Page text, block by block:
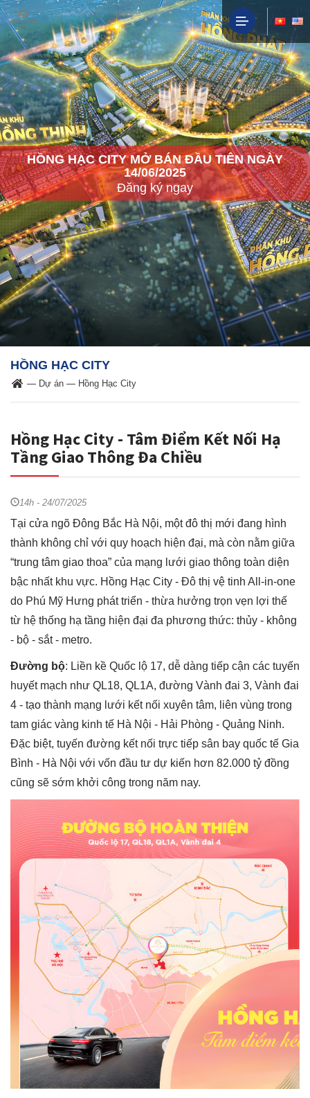
HỒNG HẠC CITY MỞ BÁN ĐẦU TIÊN NGÀY
14/06/2025
Đăng ký ngay
HỒNG HẠC CITY
— Dự án — Hồng Hạc City
Hồng Hạc City - Tâm Điểm Kết Nối Hạ
Tầng Giao Thông Đa Chiều
14h - 24/07/2025
Tại cửa ngõ Đông Bắc Hà Nội, một đô thị mới đang hình
thành không chỉ với quy hoạch hiện đại, mà còn nằm giữa
“trung tâm giao thoa” của mạng lưới giao thông toàn diện
bậc nhất khu vực. Hồng Hạc City - Đô thị vệ tinh All-in-one
do Phú Mỹ Hưng phát triển - thừa hưởng trọn vẹn lợi thế
từ hệ thống hạ tầng hiện đại đa phương thức: thủy - không
- bộ - sắt - metro.
Đường bộ: Liền kề Quốc lộ 17, dễ dàng tiếp cận các tuyến
huyết mạch như QL18, QL1A, đường Vành đai 3, Vành đai
4 - tạo thành mạng lưới kết nối xuyên tâm, liên vùng trong
tam giác vàng kinh tế Hà Nội - Hải Phòng - Quảng Ninh.
Đặc biệt, tuyến đường kết nối trực tiếp sân bay quốc tế Gia
Bình - Hà Nội với vốn đầu tư dự kiến hơn 82.000 tỷ đồng
cũng sẽ sớm khởi công trong năm nay.